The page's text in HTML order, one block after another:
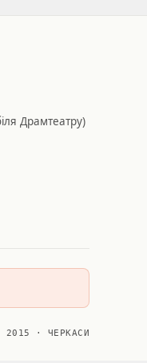
Драмтеатру)
2015 · ЧЕРКАСИ